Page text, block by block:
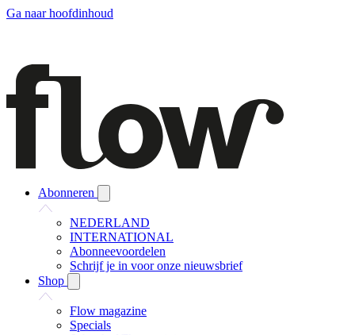
Ga naar hoofdinhoud
Abonneren
NEDERLAND
INTERNATIONAL
Abonneevoordelen
Schrijf je in voor onze nieuwsbrief
Shop
Flow magazine
Specials